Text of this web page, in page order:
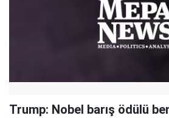
Trump: Nobel barış ödülü